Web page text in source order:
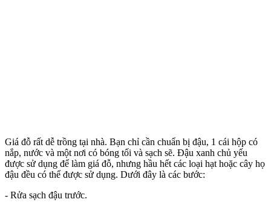
Giá đỗ rất dễ trồng tại nhà. Bạn chỉ cần chuẩn bị đậu, 1 cái hộp có
nắp, nước và một nơi có bóng tối và sạch sẽ. Đậu xanh chủ yếu
được sử dụng để làm giá đỗ, nhưng hầu hết các loại hạt hoặc cây họ
đậu đều có thể được sử dụng. Dưới đây là các bước:
- Rửa sạch đậu trước.